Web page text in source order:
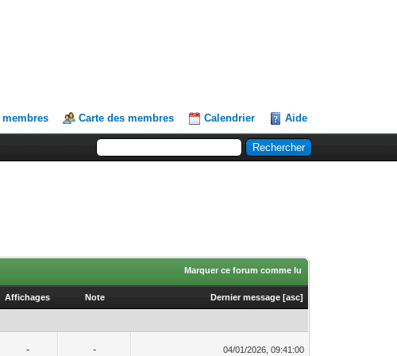
membres Carte des membres Calendrier Aide
Marquer ce forum comme lu
Affichages Note Dernier message [asc]
- - 04/01/2026, 09:41:00